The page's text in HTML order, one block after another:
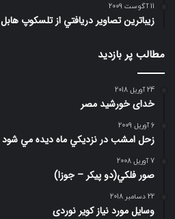
11 آگوست 2009
زيباترين تصاوير دريافتي از تلسكوپ هابل
مطالب پر بازدید
24 آوریل 2018
خدای خورشید مصر
6 آوریل 2009
زحل امشب در نزديكي ماه ديده مي شود
7 آوریل 2008
صور فلكي(دو پیکر – جوزا)
22 دسامبر 2018
وسایل مورد نیاز کویر نوردی